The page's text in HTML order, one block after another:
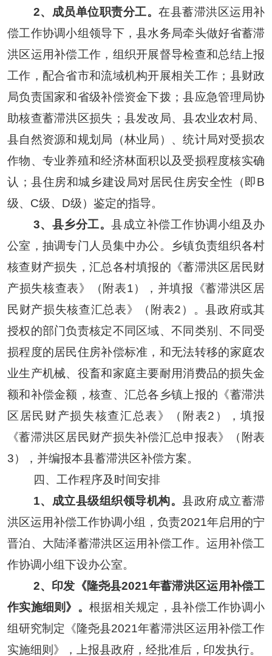
2、成员单位职责分工。在县蓄滞洪区运用补
偿工作协调小组领导下，县水务局牵头做好省蓄滞
洪区运用补偿工作 ， 组织开展督导检查和总结上报
工作 ， 配合省市和流域机构开展相关工作； 县财政
局负责国家和省级补偿资金下拨；县应急管理局协
助核查蓄滞洪区损失；县发改局、县农业农村局、
县自然资源和规划局（林业局）、统计局对受损农
作物、专业养殖和经济林面积以及受损程度核实确
认；县住房和城乡建设局对居民住房安全性（即B
级、C级、D级）鉴定的指导。
3、县乡分工。县成立补偿工作协调小组及办
公室 ，抽调专门人员集中办公。乡镇负责组织各村
核查财产损失，汇总各村填报的《蓄滞洪区居民财
产损失核查表》（附表1），并填报《蓄滞洪区居
民财产损失核查汇总表》（附表2）。县政府或其
授权的部门负责核定不同区域、不同类别、不同受
损程度的居民住房补偿标准， 和无法转移的家庭农
业生产机械、役畜和家庭主要耐用消费品的损失金
额和补偿金额 ，核查、汇总各乡镇上报的《蓄滞洪
区居民财产损失核查汇总表》（附表2），填报
《蓄滞洪区居民财产损失补偿汇总申报表》（附表
3），并编报本县蓄滞洪区补偿方案。
四、 工作程序及时间安排
1、成立县级组织领导机构。县政府成立蓄滞
洪区运用补偿工作协调小组，负责2021年启用的宁
晋泊、大陆泽蓄滞洪区运用补偿工作。运用补偿工
作协调小组下设办公室。
2、 印发《隆尧县2021年蓄滞洪区运用补偿工
作实施细则》。 根据相关规定，县补偿工作协调小
组研究制定《隆尧县2021年蓄滞洪区运用补偿工作
实施细则》
，上报县政府， 经批准后，印发执行。